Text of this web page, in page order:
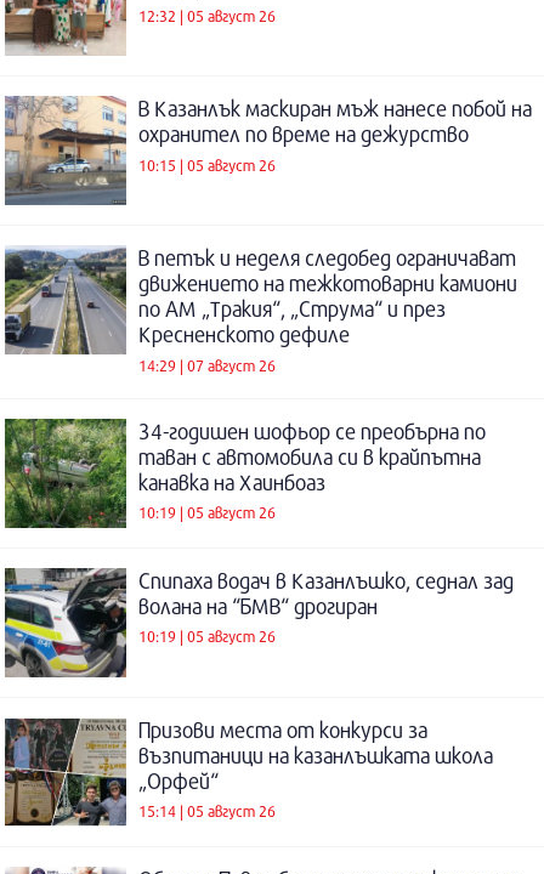
12:32 | 05 август 26
В Казанлък маскиран мъж нанесе побой на
охранител по време на дежурство
10:15 | 05 август 26
В петък и неделя следобед ограничават
движението на тежкотоварни камиони
по АМ „Тракия“, „Струма“ и през
Кресненското дефиле
14:29 | 07 август 26
34-годишен шофьор се преобърна по
таван с автомобила си в крайпътна
канавка на Хаинбоаз
10:19 | 05 август 26
Спипаха водач в Казанлъшко, седнал зад
волана на “БМВ“ дрогиран
10:19 | 05 август 26
Призови места от конкурси за
възпитаници на казанлъшката школа
„Орфей“
15:14 | 05 август 26